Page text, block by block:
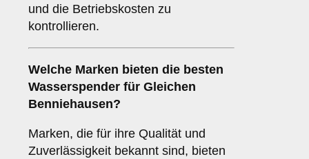
und die Betriebskosten zu
kontrollieren.
Welche Marken bieten die besten
Wasserspender für Gleichen
Benniehausen?
Marken, die für ihre Qualität und
Zuverlässigkeit bekannt sind, bieten